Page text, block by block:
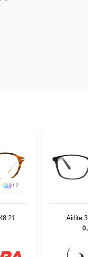
+2
21 Airlite